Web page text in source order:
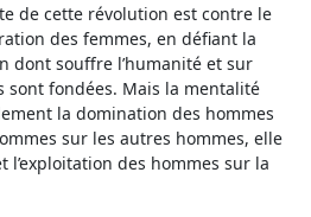
de cette révolution est contre le
des femmes, en défiant la
dont souffre l’humanité et sur
sont fondées. Mais la mentalité
la domination des hommes
sur les autres hommes, elle
l’exploitation des hommes sur la